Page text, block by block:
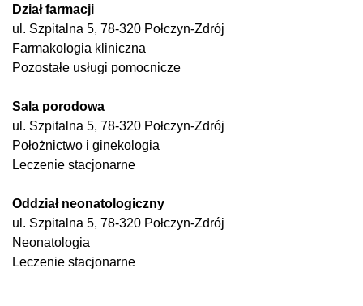
Dział farmacji
ul. Szpitalna 5, 78-320 Połczyn-Zdrój
Farmakologia kliniczna
Pozostałe usługi pomocnicze
Sala porodowa
ul. Szpitalna 5, 78-320 Połczyn-Zdrój
Położnictwo i ginekologia
Leczenie stacjonarne
Oddział neonatologiczny
ul. Szpitalna 5, 78-320 Połczyn-Zdrój
Neonatologia
Leczenie stacjonarne